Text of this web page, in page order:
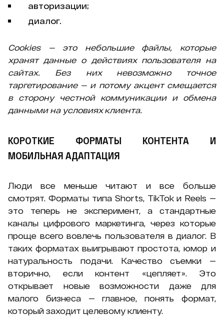
авторизации;
диалог.
Cookies — это небольшие файлы, которые
хранят данные о действиях пользователя на
сайтах. Без них невозможно точное
таргетирование — и потому акцент смещается
в сторону честной коммуникации и обмена
данными на условиях клиента.
КОРОТКИЕ ФОРМАТЫ КОНТЕНТА И
МОБИЛЬНАЯ АДАПТАЦИЯ
Люди все меньше читают и все больше
смотрят. Форматы типа Shorts, TikTok и Reels —
это теперь не эксперимент, а стандартные
каналы цифрового маркетинга, через которые
проще всего вовлечь пользователя в диалог. В
таких форматах выигрывают простота, юмор и
натуральность подачи. Качество съемки —
вторично, если контент «цепляет». Это
открывает новые возможности даже для
малого бизнеса — главное, понять формат,
который заходит целевому клиенту.